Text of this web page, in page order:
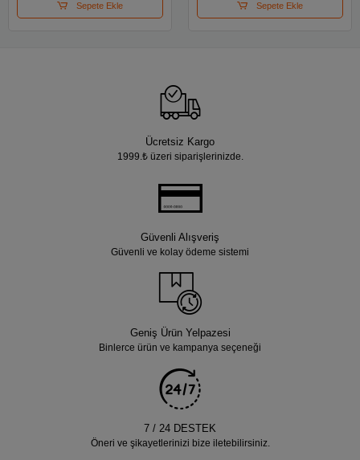
Sepete Ekle Sepete Ekle
Ücretsiz Kargo
1999.₺ üzeri siparişlerinizde.
Güvenli Alışveriş
Güvenli ve kolay ödeme sistemi
Geniş Ürün Yelpazesi
Binlerce ürün ve kampanya seçeneği
7 / 24 DESTEK
Öneri ve şikayetlerinizi bize iletebilirsiniz.